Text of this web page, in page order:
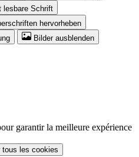
lesbare Schrift
hervorheben
Bilder ausblenden
garantir la meilleure expérience
tous les cookies